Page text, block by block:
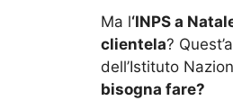
Ma l‘INPS a
clientela?
dell’Istituto
bisogna fare?